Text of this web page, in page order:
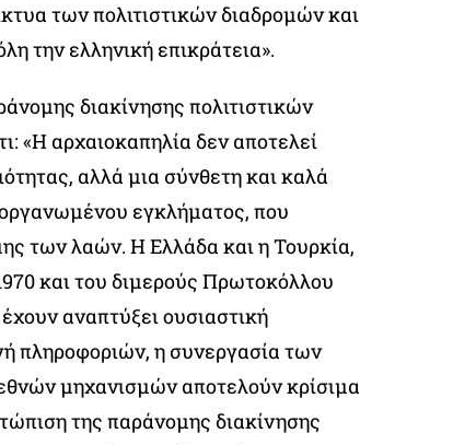
των πολιτιστικών διαδρομών και
την ελληνική επικράτεια».
διακίνησης πολιτιστικών
«Η αρχαιοκαπηλία δεν αποτελεί
αλλά μια σύνθετη και καλά
εγκλήματος, που
των λαών. Η Ελλάδα και η Τουρκία,
και του διμερούς Πρωτοκόλλου
αναπτύξει ουσιαστική
πληροφοριών, η συνεργασία των
μηχανισμών αποτελούν κρίσιμα
της παράνομης διακίνησης